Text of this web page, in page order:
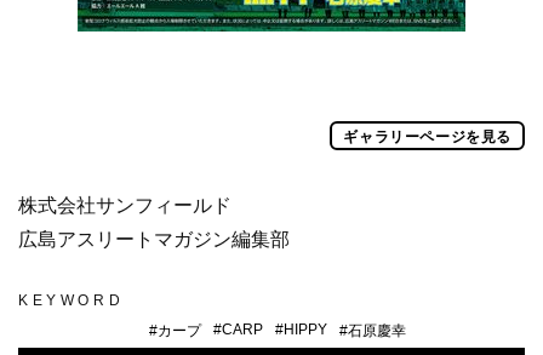
ギャラリーページを見る
株式会社サンフィールド
広島アスリートマガジン編集部
KEYWORD
#カープ #CARP #HIPPY #石原慶幸